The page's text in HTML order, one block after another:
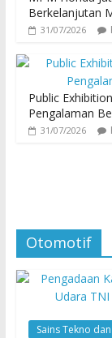
Berkelanjutan
31/07/2026
Public
Pengalaman
31/07/2026
Otomotif
Sains Tekno